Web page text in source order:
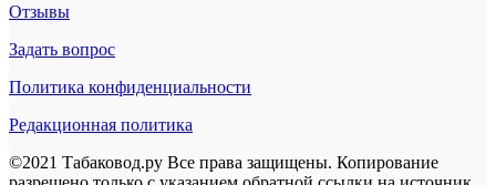
Отзывы
Задать вопрос
Политика конфиденциальности
Редакционная политика
©2021 Табаковод.ру Все права защищены. Копирование